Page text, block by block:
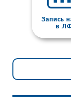
Запись
в